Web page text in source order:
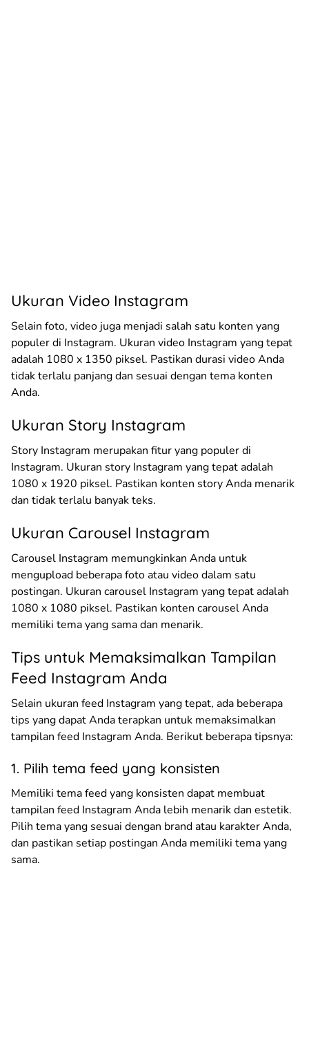
Ukuran Video Instagram
Selain foto, video juga menjadi salah satu konten yang
populer di Instagram. Ukuran video Instagram yang tepat
adalah 1080 x 1350 piksel. Pastikan durasi video Anda
tidak terlalu panjang dan sesuai dengan tema konten
Anda.
Ukuran Story Instagram
Story Instagram merupakan fitur yang populer di
Instagram. Ukuran story Instagram yang tepat adalah
1080 x 1920 piksel. Pastikan konten story Anda menarik
dan tidak terlalu banyak teks.
Ukuran Carousel Instagram
Carousel Instagram memungkinkan Anda untuk
mengupload beberapa foto atau video dalam satu
postingan. Ukuran carousel Instagram yang tepat adalah
1080 x 1080 piksel. Pastikan konten carousel Anda
memiliki tema yang sama dan menarik.
Tips untuk Memaksimalkan Tampilan
Feed Instagram Anda
Selain ukuran feed Instagram yang tepat, ada beberapa
tips yang dapat Anda terapkan untuk memaksimalkan
tampilan feed Instagram Anda. Berikut beberapa tipsnya:
1. Pilih tema feed yang konsisten
Memiliki tema feed yang konsisten dapat membuat
tampilan feed Instagram Anda lebih menarik dan estetik.
Pilih tema yang sesuai dengan brand atau karakter Anda,
dan pastikan setiap postingan Anda memiliki tema yang
sama.